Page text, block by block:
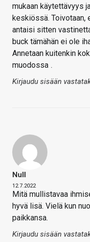
mukaan käytettävyys
keskiössä. Toivotaan,
antaisi sitten
buck tämähän ei ole
Annetaan kuitenkin
muodossa .
Kirjaudu sisään
Null
12.7.2022
Mitä mullistavaa
hyvä lisä. Vielä kun
paikkansa.
Kirjaudu sisään